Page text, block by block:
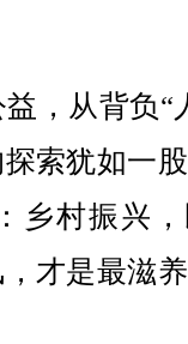
，从背负“
索犹如一
乡村振兴
才是最滋